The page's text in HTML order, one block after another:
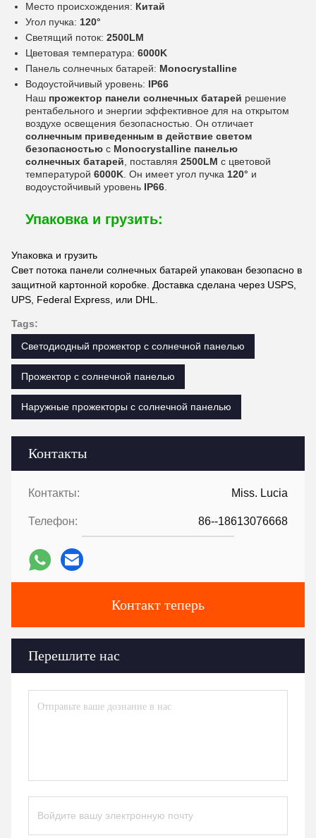
Контакты
Контакты: Miss. Lucia
Телефон: 86--18613076668
Контакт теперь
Перешлите нас
Место происхождения: Китай
Угол пучка: 120°
Светящий поток: 2500LM
Цветовая температура: 6000K
Панель солнечных батарей: Monocrystalline
Водоустойчивый уровень: IP66
Наш прожектор панели солнечных батарей решение
рентабельного и энергии эффективное для на открытом
воздухе освещения безопасностью. Он отличает
солнечным приведенным в действие светом
безопасностью с Monocrystalline панелью
солнечных батарей , поставляя 2500LM с цветовой
температурой 6000K . Он имеет угол пучка 120° и
водоустойчивый уровень IP66
Упаковка и грузить:
Упаковка и грузить
Свет потока панели солнечных батарей упакован безопасно в
защитной картонной коробке. Доставка сделана через USPS,
UPS, Federal Express, или DHL.
Tags:
Светодиодный прожектор с солнечной панелью
Прожектор с солнечной панелью
Наружные прожекторы с солнечной панелью